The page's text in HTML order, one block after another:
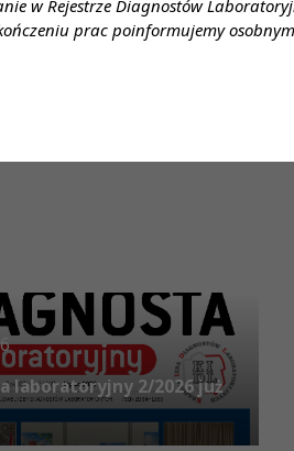
w Rejestrze Diagnostów
prac poinformujemy
laboratoryjny 2/2026 już